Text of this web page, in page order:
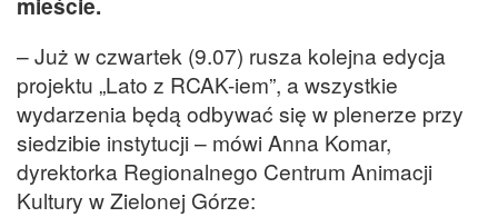
– Już w czwartek (9.07) rusza kolejna edycja
projektu „Lato z RCAK-iem”, a wszystkie
wydarzenia będą odbywać się w plenerze przy
siedzibie instytucji – mówi Anna Komar,
dyrektorka Regionalnego Centrum Animacji
Kultury w Zielonej Górze: